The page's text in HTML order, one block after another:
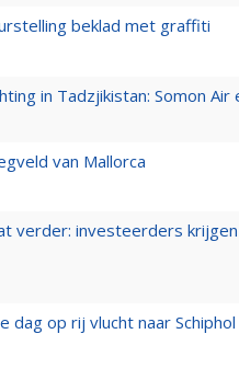
beklad met graffiti
in Tadzjikistan: Somon
van Mallorca
verder: investeerders
op rij vlucht naar Schiphol